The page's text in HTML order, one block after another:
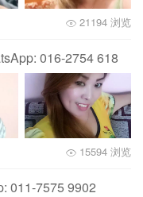
21194 浏览
016-2754 618
15594 浏览
011-7575 9902